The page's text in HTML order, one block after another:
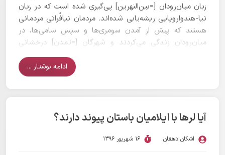
زبان میان‌رودان [=بین‌النهرین] پی‌گیری شده است که در زبان
نیا-هندواروپایی ریشه‌یابی شده‌اند. مردمان نیافُراتی مردمانی
هستند که پیش از آمدن سومری‌ها و سپس سامی‌ها، در
میان‌رودان زندگی می‌کردند و شهرگان [=تمدن] درخشانی
ادامه نوشتار ...
آیا لرها با ایلامیان باستان پیوند دارند؟
اشکان دهقان 16 شهریور 1396